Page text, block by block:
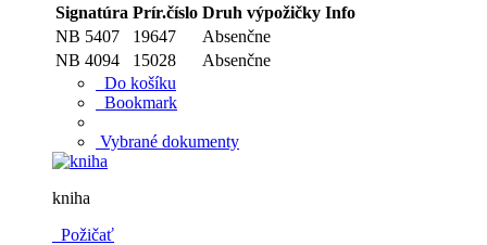
Signatúra Prír.číslo Druh výpožičky Info
NB 5407
19647
Absenčne
NB 4094
15028
Absenčne
Do košíku
Bookmark
Vybrané dokumenty
kniha
Požičať